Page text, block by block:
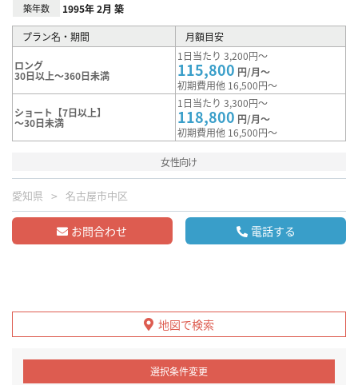
築年数 1995年 2月 築
プラン名・期間 月額目安
ロング
30日以上～360日未満
1日当たり 3,200円～
115,800 円/月～
初期費用他 16,500円～
ショート【7日以上】
～30日未満
1日当たり 3,300円～
118,800 円/月～
初期費用他 16,500円～
女性向け
愛知県 名古屋市中区
お問合わせ 電話する
地図で検索
選択条件変更